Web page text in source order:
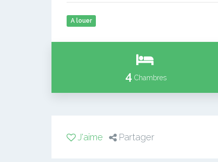
A louer
4 Chambres
J'aime Partager